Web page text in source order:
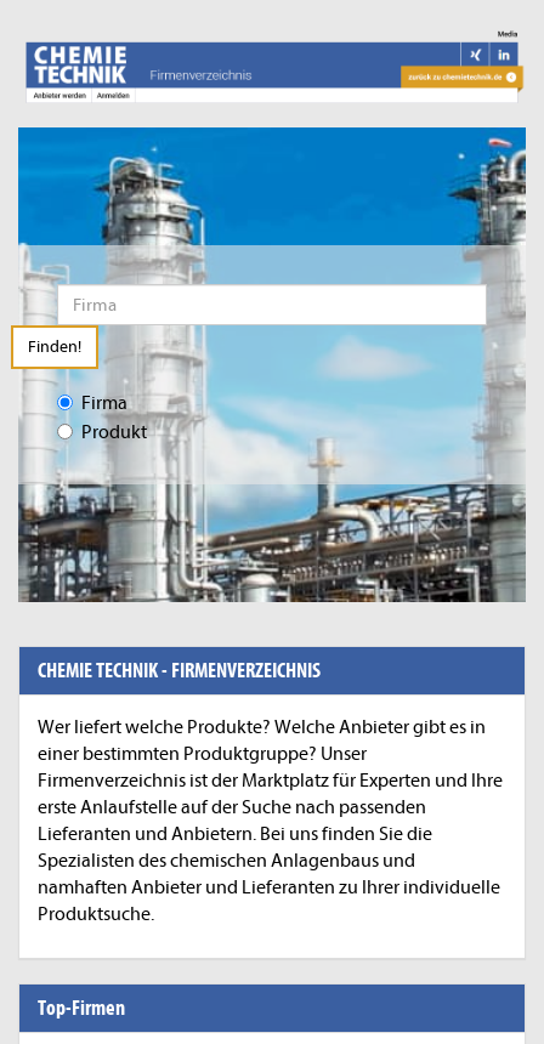
Finden!
Firma
Produkt
CHEMIE TECHNIK - FIRMENVERZEICHNIS
Wer liefert welche Produkte? Welche Anbieter gibt es in
einer bestimmten Produktgruppe? Unser
Firmenverzeichnis ist der Marktplatz für Experten und Ihre
erste Anlaufstelle auf der Suche nach passenden
Lieferanten und Anbietern. Bei uns finden Sie die
Spezialisten des chemischen Anlagenbaus und
namhaften Anbieter und Lieferanten zu Ihrer individuelle
Produktsuche.
Top-Firmen